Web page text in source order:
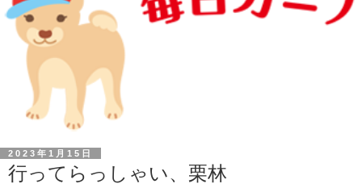
2023年1月15日
行ってらっしゃい、栗林